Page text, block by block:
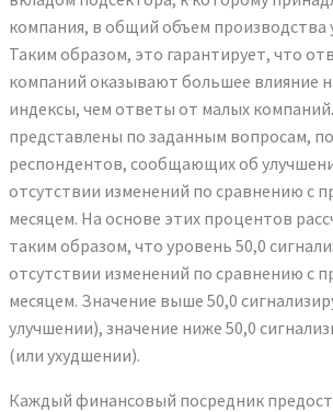
компания, в общий объем производства
Таким образом, это гарантирует, что
компаний оказывают большее влияние
индексы, чем ответы от малых
представлены по заданным вопросам,
респондентов, сообщающих об
отсутствии изменений по сравнению с
месяцем. На основе этих процентов
таким образом, что уровень 50,0
отсутствии изменений по сравнению с
месяцем. Значение выше 50,0
улучшении), значение ниже 50,0
(или ухудшении).
Каждый финансовый посредник